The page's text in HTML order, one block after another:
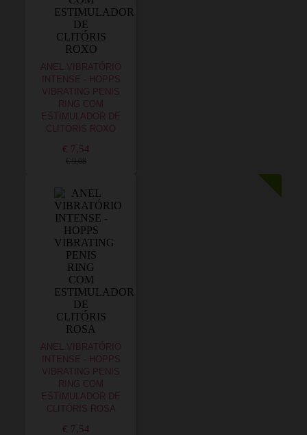
ANEL VIBRATÓRIO
INTENSE - HOPPS
VIBRATING PENIS
RING COM
ESTIMULADOR DE
CLITÓRIS ROXO
€ 7,54
€ 9,08
ANEL VIBRATÓRIO
INTENSE - HOPPS
VIBRATING PENIS
RING COM
ESTIMULADOR DE
CLITÓRIS ROSA
€ 7,54